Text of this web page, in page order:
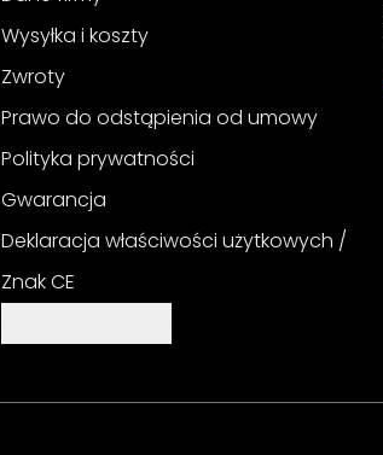
Wysyłka i koszty
Zwroty
Prawo do odstąpienia od umowy
Polityka prywatności
Gwarancja
Deklaracja właściwości użytkowych /
Znak CE